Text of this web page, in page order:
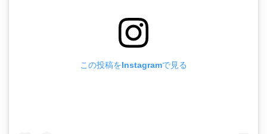
この投稿をInstagramで見る